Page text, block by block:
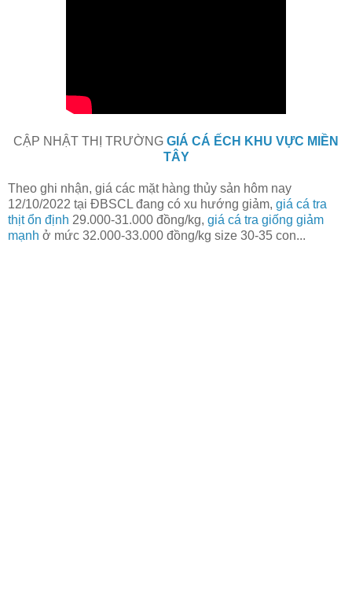
CẬP NHẬT THỊ TRƯỜNG GIÁ CÁ ẾCH KHU VỰC MIỀN
TÂY
Theo ghi nhận, giá các mặt hàng thủy sản hôm nay
12/10/2022 tại ĐBSCL đang có xu hướng giảm, giá cá tra
thịt ổn định 29.000-31.000 đồng/kg, giá cá tra giống giảm
mạnh ở mức 32.000-33.000 đồng/kg size 30-35 con...